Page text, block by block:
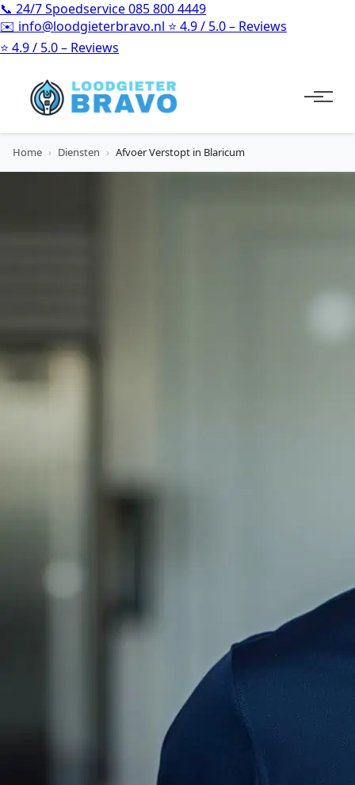
📞 24/7 Spoedservice085 800 4449
✉️ info@loodgieterbravo.nl ⭐ 4.9 / 5.0 – Reviews
⭐ 4.9 / 5.0 – Reviews
Home › Diensten › Afvoer Verstopt in Blaricum